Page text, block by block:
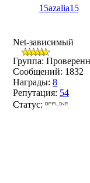
15azalia15
Net-зависимый
Группа:
Сообщений: 1832
Награды: 8
Репутация: 54
Статус: